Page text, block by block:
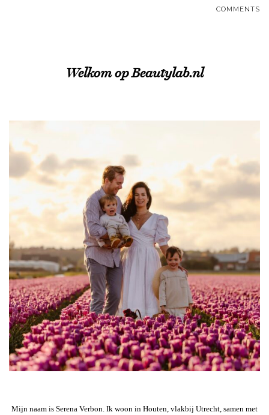
COMMENTS
Welkom op Beautylab.nl
Mijn naam is Serena Verbon. Ik woon in Houten, vlakbij Utrecht, samen met